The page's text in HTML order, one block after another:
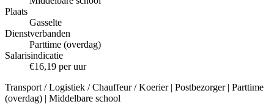
Plaats
Gasselte
Dienstverbanden
Parttime (overdag)
Salarisindicatie
€16,19 per uur
Transport / Logistiek / Chauffeur / Koerier | Postbezorger | Parttime
(overdag) | Middelbare school